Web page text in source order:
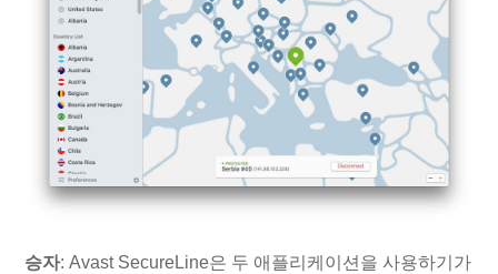
승자: Avast SecureLine은 두 애플리케이션을 사용하기가